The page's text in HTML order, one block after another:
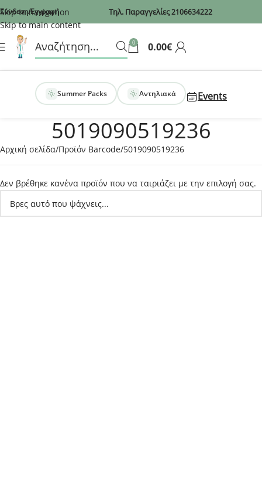
Recaptcha
Skip to navigation
Skip to main content
Σύνδεση/Εγγραφή Τηλ. Παραγγελίες2106634222
0 0.00€
Summer Packs Αντηλιακά Events
5019090519236
Αρχική σελίδα Προϊόν Barcode 5019090519236
Δεν βρέθηκε κανένα προϊόν που να ταιριάζει με την επιλογή σας.